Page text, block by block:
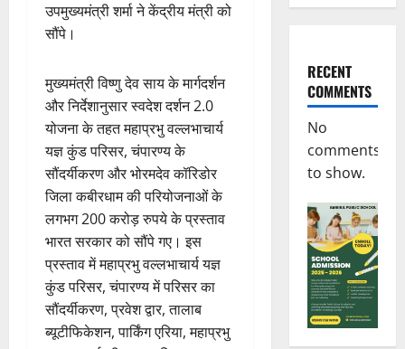
उपमुख्यमंत्री शर्मा ने केंद्रीय मंत्री को
सौंपे।
मुख्यमंत्री विष्णु देव साय के मार्गदर्शन
और निर्देशानुसार स्वदेश दर्शन 2.0
योजना के तहत महाप्रभु वल्लभाचार्य
यज्ञ कुंड परिसर, चंपारण्य के
सौंदर्यीकरण और भोरमदेव कॉरिडोर
जिला कबीरधाम की परियोजनाओं के
लगभग 200 करोड़ रुपये के प्रस्ताव
भारत सरकार को सौंपे गए। इस
प्रस्ताव में महाप्रभु वल्लभाचार्य यज्ञ
कुंड परिसर, चंपारण्य में परिसर का
सौंदर्यीकरण, प्रवेश द्वार, तालाब
ब्यूटीफिकेशन, पार्किंग एरिया, महाप्रभु
RECENT
COMMENTS
No
comments
to show.